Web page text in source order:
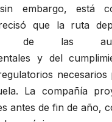
embargo, está
que la ruta
de las
y del
La compañía
antes de fin de año,